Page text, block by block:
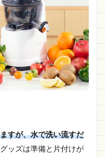
すが、水で洗い流すだ
ッズは準備と片付けが